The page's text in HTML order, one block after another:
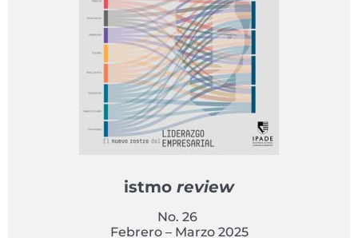
istmo review
No. 26
Febrero – Marzo 2025